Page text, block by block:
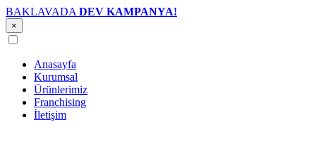
BAKLAVADA DEV KAMPANYA!
×
Anasayfa
Kurumsal
Ürünlerimiz
Franchising
İletişim